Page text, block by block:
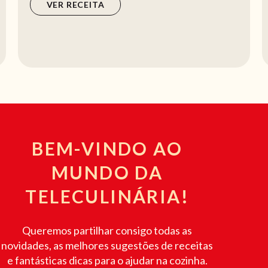
VER RECEITA
BEM-VINDO AO
MUNDO DA
TELECULINÁRIA!
Queremos partilhar consigo todas as
novidades, as melhores sugestões de receitas
e fantásticas dicas para o ajudar na cozinha.